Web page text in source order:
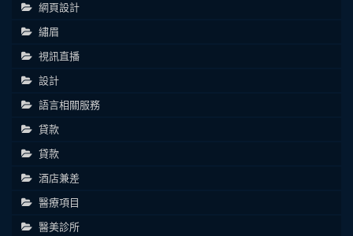
網頁設計
繡眉
視訊直播
設計
語言相關服務
貸款
貸款
酒店兼差
醫療項目
醫美診所